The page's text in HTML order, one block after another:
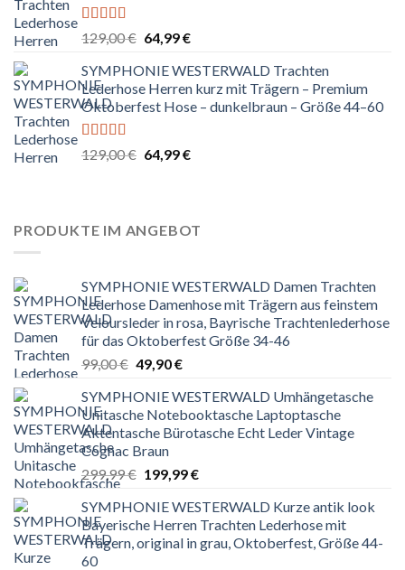
Bewertet
5.00
5
129,00€ Ursprünglicher
war:
129,00 €
64,99€Aktueller
ist:
64,99 €.
SYMPHONIE WESTERWALD Trachten
Lederhose Herren kurz mit Trägern – Premium
Oktoberfest Hose – dunkelbraun – Größe 44–60
Bewertet
5.00
129,00€ Ursprünglicher
64,99€Aktueller
PRODUKTE IM ANGEBOT
SYMPHONIE WESTERWALD Damen Trachten
Lederhose Damenhose mit Trägern aus feinstem
Veloursleder in rosa, Bayrische Trachtenlederhose
für das Oktoberfest Größe 34-46
99,00€ Ursprünglicher
war:
99,00 €
49,90€Aktueller
ist:
49,90 €.
SYMPHONIE WESTERWALD Umhängetasche
Unitasche Notebooktasche Laptoptasche
Aktentasche Bürotasche Echt Leder Vintage
Cognac Braun
299,99€ Ursprünglicher
war:
299,99 €
199,99€Aktueller
ist:
199,99 €.
SYMPHONIE WESTERWALD Kurze antik look
Bayerische Herren Trachten Lederhose mit
Trägern, original in grau, Oktoberfest, Größe 44-
60